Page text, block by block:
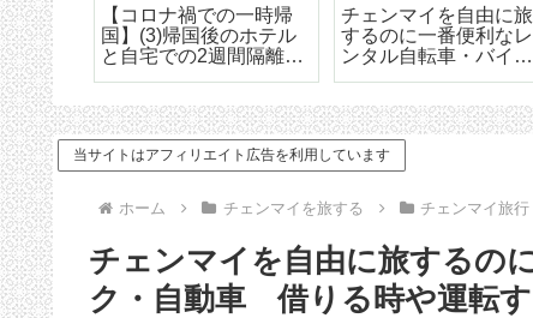
ら
ムが
産に
石鹸4
【コロナ禍での一時帰
国】(3)帰国後のホテル
と自宅での2週間隔離。
チェンマイを自由に旅
するのに一番便利なレ
ンタル自転車・バイ
当サイトはアフィリエイト広告を利用しています
ホーム チェンマイを旅する チェンマイ旅
チェンマイを自由に旅するの
ク・自動車 借りる時や運転